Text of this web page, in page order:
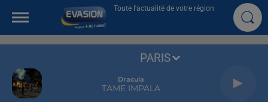
Toute l'actualité de votre région
Dracula
TAME IMPALA
PARIS